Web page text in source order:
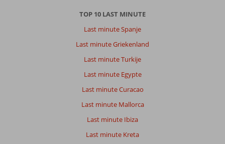
TOP 10 LAST MINUTE
Last minute Spanje
Last minute Griekenland
Last minute Turkije
Last minute Egypte
Last minute Curacao
Last minute Mallorca
Last minute Ibiza
Last minute Kreta